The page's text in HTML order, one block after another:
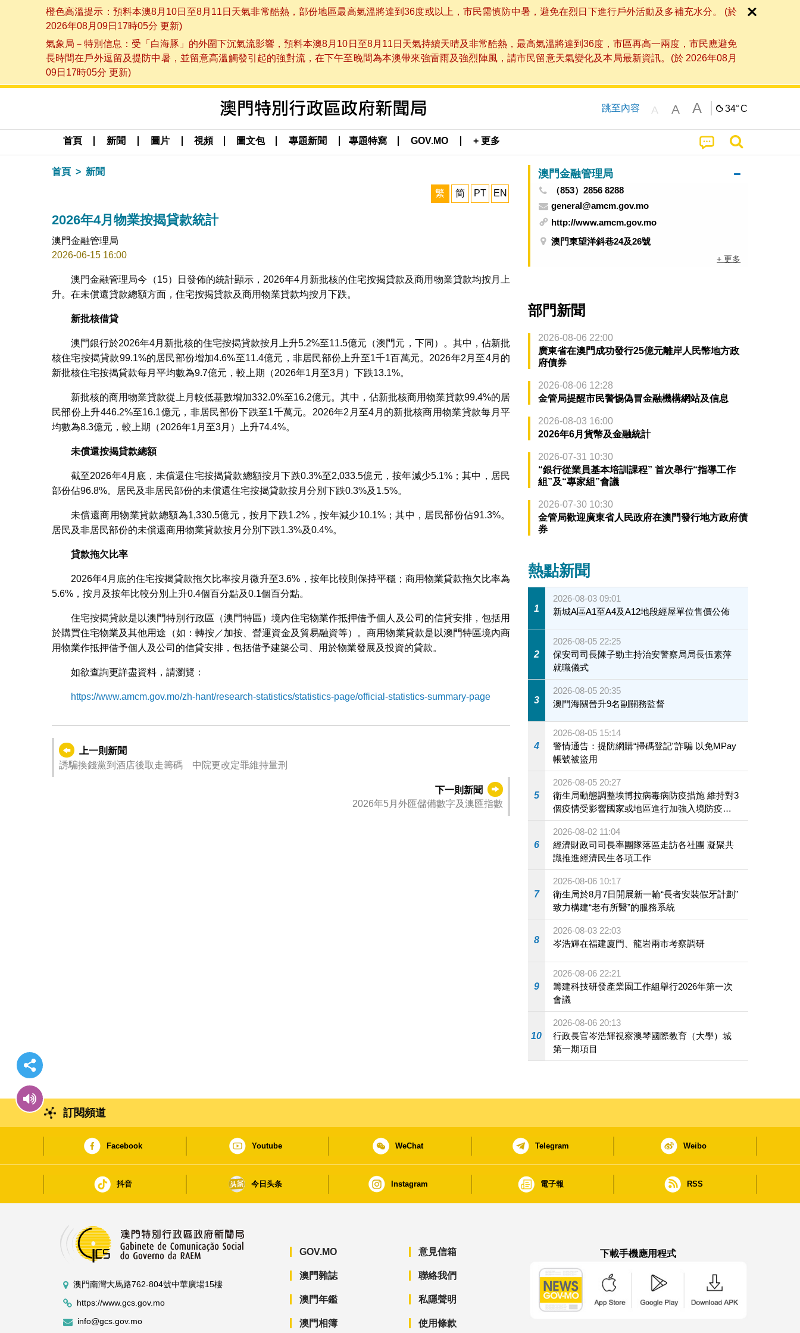
橙色高溫提示：預料本澳8月10日至8月11日天氣非常酷熱，部份地區最高氣溫將達到36度或以上，市民需慎防中暑，避免在烈日下進行戶外活動及多補充水分。 (於
2026年08月09日17時05分 更新)
氣象局－特別信息：受「白海豚」的外圍下沉氣流影響，預料本澳8月10日至8月11日天氣持續天晴及非常酷熱，最高氣溫將達到36度，市區再高一兩度，市民應避免
長時間在戶外逗留及提防中暑，並留意高溫觸發引起的強對流，在下午至晚間為本澳帶來強雷雨及強烈陣風，請市民留意天氣變化及本局最新資訊。(於 2026年08月
09日17時05分 更新)
跳至內容 A A A 34°C
首頁 新聞 圖片 視頻 圖文包 專題新聞 專題特寫 GOV.MO + 更多
首頁 新聞
繁 简 PT EN
2026年4月物業按揭貸款統計
澳門金融管理局
2026-06-15 16:00
澳門金融管理局今（15）日發佈的統計顯示，2026年4月新批核的住宅按揭貸款及商用物業貸款均按月上
升。在未償還貸款總額方面，住宅按揭貸款及商用物業貸款均按月下跌。
新批核借貸
澳門銀行於2026年4月新批核的住宅按揭貸款按月上升5.2%至11.5億元（澳門元，下同）。其中，佔新批
核住宅按揭貸款99.1%的居民部份增加4.6%至11.4億元，非居民部份上升至1千1百萬元。2026年2月至4月的
新批核住宅按揭貸款每月平均數為9.7億元，較上期（2026年1月至3月）下跌13.1%。
新批核的商用物業貸款從上月較低基數增加332.0%至16.2億元。其中，佔新批核商用物業貸款99.4%的居
民部份上升446.2%至16.1億元，非居民部份下跌至1千萬元。2026年2月至4月的新批核商用物業貸款每月平
均數為8.3億元，較上期（2026年1月至3月）上升74.4%。
未償還按揭貸款總額
截至2026年4月底，未償還住宅按揭貸款總額按月下跌0.3%至2,033.5億元，按年減少5.1%；其中，居民
部份佔96.8%。居民及非居民部份的未償還住宅按揭貸款按月分別下跌0.3%及1.5%。
未償還商用物業貸款總額為1,330.5億元，按月下跌1.2%，按年減少10.1%；其中，居民部份佔91.3%。
居民及非居民部份的未償還商用物業貸款按月分別下跌1.3%及0.4%。
貸款拖欠比率
2026年4月底的住宅按揭貸款拖欠比率按月微升至3.6%，按年比較則保持平穩；商用物業貸款拖欠比率為
5.6%，按月及按年比較分別上升0.4個百分點及0.1個百分點。
住宅按揭貸款是以澳門特別行政區（澳門特區）境內住宅物業作抵押借予個人及公司的信貸安排，包括用
於購買住宅物業及其他用途（如：轉按／加按、營運資金及貿易融資等）。商用物業貸款是以澳門特區境內商
用物業作抵押借予個人及公司的信貸安排，包括借予建築公司、用於物業發展及投資的貸款。
如欲查詢更詳盡資料，請瀏覽：
https://www.amcm.gov.mo/zh-hant/research-statistics/statistics-page/official-statistics-summary-page
上一則新聞
誘騙換錢黨到酒店後取走籌碼 中院更改定罪維持量刑
下一則新聞
2026年5月外匯儲備數字及澳匯指數
澳門金融管理局
（853）2856 8288
general@amcm.gov.mo
http://www.amcm.gov.mo
澳門東望洋斜巷24及26號
+ 更多
部門新聞
2026-08-06 22:00
廣東省在澳門成功發行25億元離岸人民幣地方政
府債券
2026-08-06 12:28
金管局提醒市民警惕偽冒金融機構網站及信息
2026-08-03 16:00
2026年6月貨幣及金融統計
2026-07-31 10:30
“銀行從業員基本培訓課程” 首次舉行“指導工作
組”及“專家組”會議
2026-07-30 10:30
金管局歡迎廣東省人民政府在澳門發行地方政府債
券
熱點新聞
1
2026-08-03 09:01
新城A區A1至A4及A12地段經屋單位售價公佈
2
2026-08-05 22:25
保安司司長陳子勁主持治安警察局局長伍素萍
就職儀式
3
2026-08-05 20:35
澳門海關晉升9名副關務監督
4
2026-08-05 15:14
警情通告：提防網購“掃碼登記”詐騙 以免MPay
帳號被盜用
5
2026-08-05 20:27
衛生局動態調整埃博拉病毒病防疫措施 維持對3
個疫情受影響國家或地區進行加強入境防疫措
施
6
2026-08-02 11:04
經濟財政司司長率團隊落區走訪各社團 凝聚共
識推進經濟民生各項工作
7
2026-08-06 10:17
衛生局於8月7日開展新一輪“長者安裝假牙計劃”
致力構建“老有所醫”的服務系統
8
2026-08-03 22:03
岑浩輝在福建廈門、龍岩兩市考察調研
9
2026-08-06 22:21
籌建科技研發產業園工作組舉行2026年第一次
會議
10
2026-08-06 20:13
行政長官岑浩輝視察澳琴國際教育（大學）城
第一期項目
訂閱頻道
Facebook Youtube WeChat Telegram Weibo
抖音 今日头条 Instagram 電子報 RSS
澳門南灣大馬路762-804號中華廣場15樓
https://www.gcs.gov.mo
info@gcs.gov.mo
GOV.MO
澳門雜誌
澳門年鑑
澳門相簿
意見信箱
聯絡我們
私隱聲明
使用條款
下載手機應用程式